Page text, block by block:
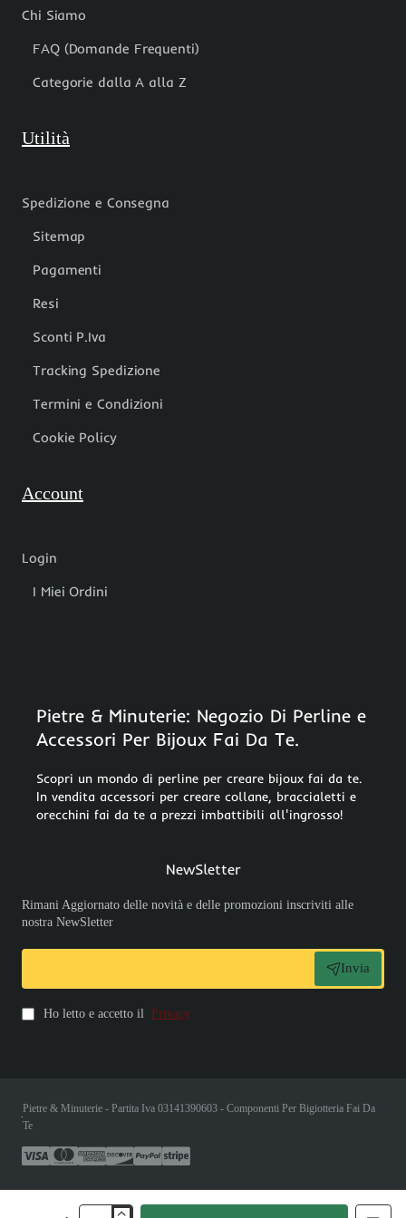
Chi Siamo
FAQ (Domande Frequenti)
Categorie dalla A alla Z
Utilità
Spedizione e Consegna
Sitemap
Pagamenti
Resi
Sconti P.Iva
Tracking Spedizione
Termini e Condizioni
Cookie Policy
Account
Login
I Miei Ordini
Pietre & Minuterie: Negozio Di Perline e
Accessori Per Bijoux Fai Da Te.
Scopri un mondo di perline per creare bijoux fai da te.
In vendita accessori per creare collane, braccialetti e
orecchini fai da te a prezzi imbattibili all'ingrosso!
NewSletter
Rimani Aggiornato delle novità e delle promozioni inscriviti alle
nostra NewSletter
Invia
Ho letto e accetto il Privacy
Pietre & Minuterie - Partita Iva 03141390603 - Componenti Per Bigiotteria Fai Da
Te